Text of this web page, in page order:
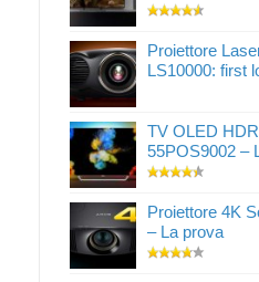
Proiettore
LS10000: first
TV OLED
55POS9002 –
Proiettore 4K
– La prova